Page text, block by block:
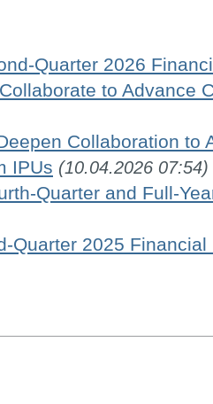
Quarter 2026
to Advance
Collaboration to
IPUs (10.04.2026 07:54)
Quarter and Full-
Quarter 2025 Financial